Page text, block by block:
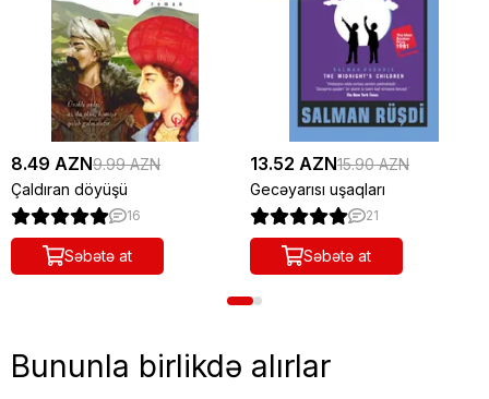
8.49 AZN9.99 AZN
Çaldıran döyüşü
16
Səbətə at
13.52 AZN15.90 AZN
Gecəyarısı uşaqları
21
Səbətə at
Bununla birlikdə alırlar